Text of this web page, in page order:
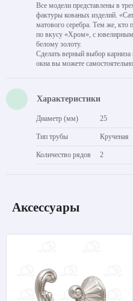
Все модели представлены в
фактуры кованых изделий.
матового серебра. Тем же, кто
по вкусу «Хром», с ювелирным
белому золоту.
Сделать верный выбор карниза
окна вы можете
Характеристики
Диаметр (мм) 25
Тип трубы Крученая
Количество рядов 2
Аксессуары